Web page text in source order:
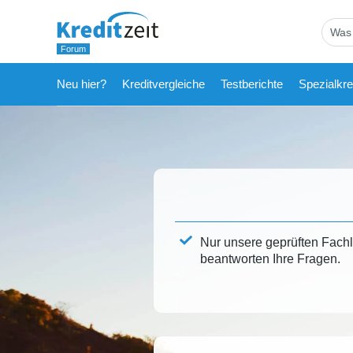
Neu hier? Kreditvergleiche Testberichte
Nur unsere geprüften
beantworten Ihre Fragen.